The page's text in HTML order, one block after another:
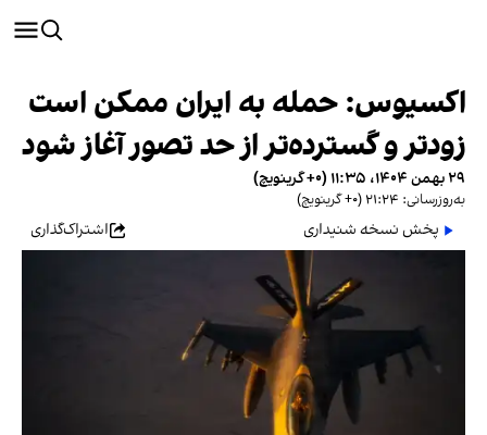
اکسیوس: حمله به ایران ممکن است
زودتر و گسترده‌تر از حد تصور آغاز شود
۲۹ بهمن ۱۴۰۴، ۱۱:۳۵ (‎+۰ گرینویچ)
به‌روزرسانی: ۲۱:۲۴ (‎+۰ گرینویچ)
پخش نسخه شنیداری اشتراک‌گذاری